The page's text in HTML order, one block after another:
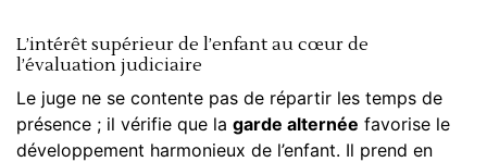
L’intérêt supérieur de l’enfant au cœur de
l’évaluation judiciaire
Le juge ne se contente pas de répartir les temps de
présence ; il vérifie que la garde alternée favorise le
développement harmonieux de l’enfant. Il prend en